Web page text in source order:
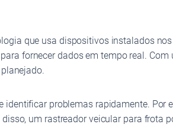
que usa dispositivos instalados
fornecer dados em tempo real.
problemas rapidamente.
um rastreador veicular para